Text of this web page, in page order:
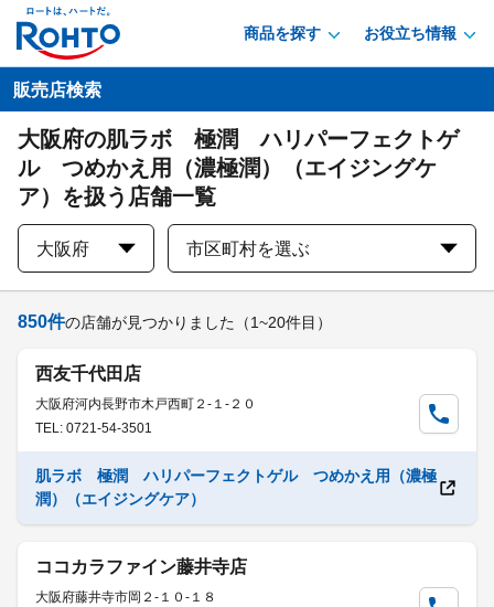
商品を探す お役立ち情報
販売店検索
大阪府の肌ラボ 極潤 ハリパーフェクトゲ
ル つめかえ用（濃極潤）（エイジングケ
ア）を扱う店舗一覧
大阪府 市区町村を選ぶ
850件の店舗が見つかりました （1~20件目）
西友千代田店
大阪府河内長野市木戸西町２-１-２０
TEL: 0721-54-3501
肌ラボ 極潤 ハリパーフェクトゲル つめかえ用（濃極
潤）（エイジングケア）
ココカラファイン藤井寺店
大阪府藤井寺市岡２-１０-１８